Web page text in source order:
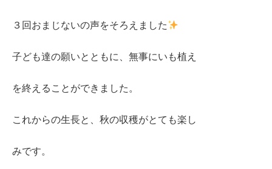
３回おまじないの声をそろえました
子ども達の願いとともに、無事にいも植え
を終えることができました。
これからの生長と、秋の収穫がとても楽し
みです。